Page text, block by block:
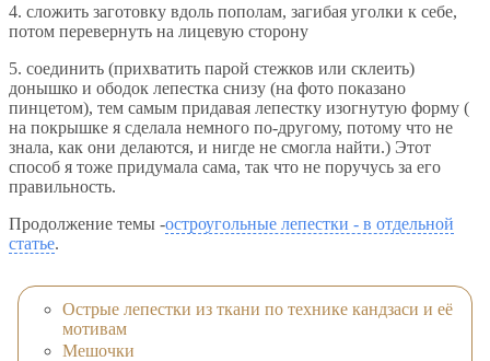
4. сложить заготовку вдоль пополам, загибая уголки к себе,
потом перевернуть на лицевую сторону
5. соединить (прихватить парой стежков или склеить)
донышко и ободок лепестка снизу (на фото показано
пинцетом), тем самым придавая лепестку изогнутую форму (
на покрышке я сделала немного по-другому, потому что не
знала, как они делаются, и нигде не смогла найти.) Этот
способ я тоже придумала сама, так что не поручусь за его
правильность.
Продолжение темы -остроугольные лепестки - в отдельной
статье.
Острые лепестки из ткани по технике кандзаси и её
мотивам
Мешочки